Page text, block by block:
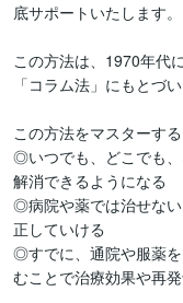
底サポートいたします。
この方法は、1970年代
「コラム法」にもとづ
この方法をマスターする
◎いつでも、どこでも、
解消できるようになる
◎病院や薬では治せな
正していける
◎すでに、通院や服薬
むことで治療効果や再